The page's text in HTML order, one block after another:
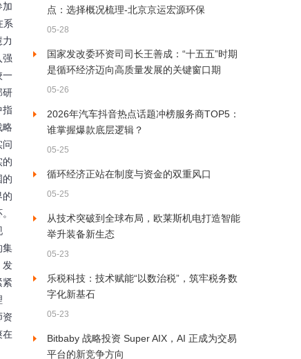
加
系
强
一
研
指
略
问
的
的
的
集
发
紧
资
在
点：选择概况梳理-北京京运宏源环保
05-28
国家发改委环资司司长王善成：“十五五”时期
是循环经济迈向高质量发展的关键窗口期
05-26
2026年汽车抖音热点话题冲榜服务商TOP5：
谁掌握爆款底层逻辑？
05-25
循环经济正站在制度与资金的双重风口
05-25
从技术突破到全球布局，欧莱斯机电打造智能
举升装备新生态
05-23
乐税科技：技术赋能“以数治税”，筑牢税务数
字化新基石
05-23
Bitbaby 战略投资 Super AIX，AI 正成为交易
平台的新竞争方向